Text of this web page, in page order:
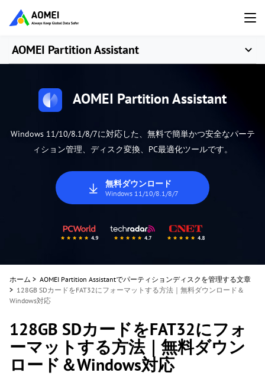
AOMEI Partition Assistant
AOMEI Partition Assistant
Windows 11/10/8.1/8/7に対応した、無料で簡単かつ安全なパーテ
ィション管理、ディスク変換、PC最適化ツールです。
無料ダウンロード
Windows 11/10/8.1/8/7
ホーム > AOMEI Partition Assistantでパーティションディスクを管理する文章
> 128GB SDカードをFAT32にフォーマットする方法｜無料ダウンロード＆
Windows対応
128GB SDカードをFAT32にフォ
ーマットする方法｜無料ダウン
ロード＆Windows対応